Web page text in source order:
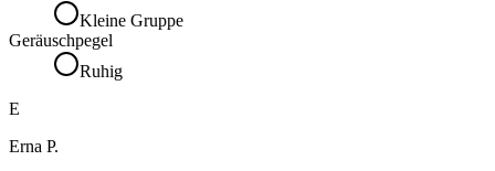
Kleine Gruppe
Geräuschpegel
Ruhig
E
Erna P.